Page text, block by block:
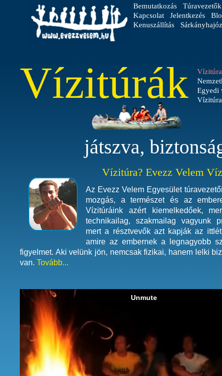
Bemutatkozás
Túravezetők
Kapcsolat
Jelentkezés
Kenuszállítás
Egyedi
Vízitúrák
játszva,
Vízitúra? Evezz Velem
Az Evezz Velem Egyesület
mozgás, a természet és az
Vízitúráink azért kiemelkedőek,
technikailag, szakmailag vagyunk
mert a résztvevők azt kapják az
amire az embernek a legnagyobb
figyelmet. Aki velünk jön, nemcsak fizikai, hanem lelki
van. Tovább...